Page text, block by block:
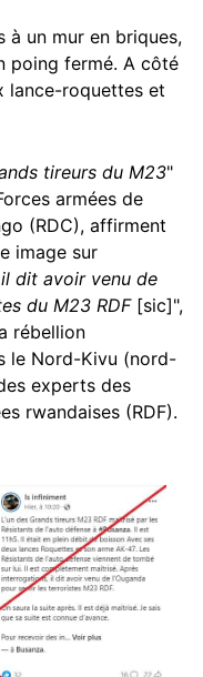
à un mur en briques,
poing fermé. A côté
lance-roquettes et
tireurs du M23"
armées de
(RDC), affirment
image sur
dit avoir venu de
du M23 RDF [sic]",
rébellion
le Nord-Kivu (nord-
experts des
rwandaises (RDF).